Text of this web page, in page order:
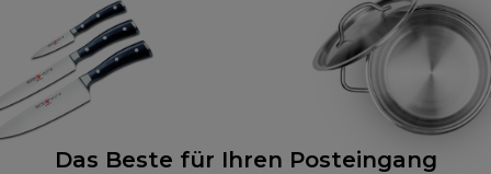
Das Beste für Ihren Posteingang